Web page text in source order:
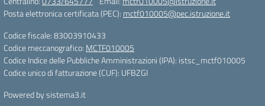
Posta elettronica certificata (PEC): mctf010005@pec.istruzione.it
Codice fiscale: 83003910433
Codice meccanografico: MCTF010005
Codice Indice delle Pubbliche Amministrazioni (IPA): istsc_mctf010005
Codice unico di fatturazione (CUF): UFBZGI
Powered by sistema3.it